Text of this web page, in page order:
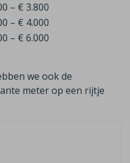
– € 3.800
– € 4.000
– € 6.000
we ook de
meter op een rijtje